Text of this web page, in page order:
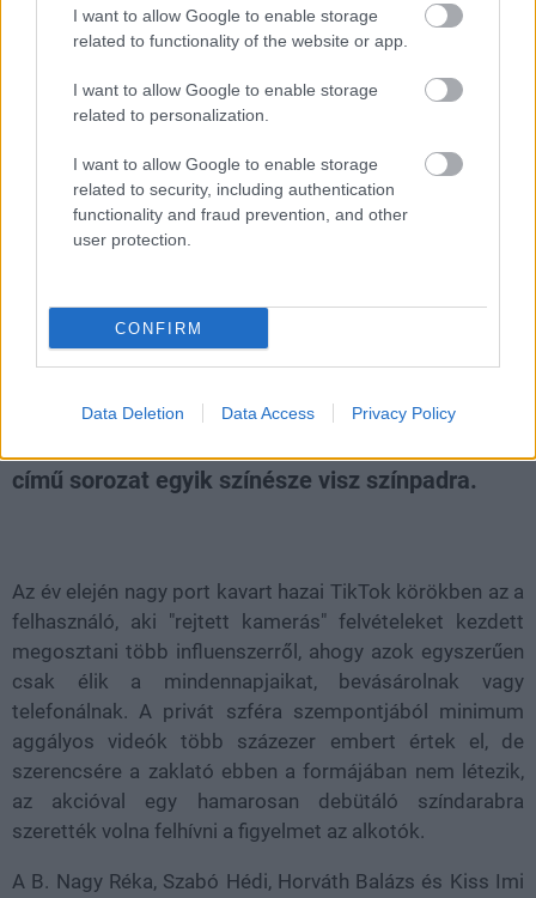
I want to allow Google to enable storage
related to functionality of the website or app.
I want to allow Google to enable storage
related to personalization.
I want to allow Google to enable storage
related to security, including authentication
functionality and fraud prevention, and other
user protection.
CONFIRM
Data Deletion Data Access Privacy Policy
Hozzászólások
Hol ér véget az influenszer és
2023 március 3. 14:07
Március közepén egy nagyon egyedi
című sorozat egyik színésze visz színpadra.
Az év elején nagy port kavart hazai TikTok körökben az a
felhasználó, aki "rejtett kamerás" felvételeket kezdett
megosztani több influenszerről, ahogy azok egyszerűen
csak élik a mindennapjaikat, bevásárolnak vagy
telefonálnak. A privát szféra szempontjából minimum
aggályos videók több százezer embert értek el, de
szerencsére a zaklató ebben a formájában nem létezik,
az akcióval egy hamarosan debütáló színdarabra
szerették volna felhívni a figyelmet az alkotók.
A B. Nagy Réka, Szabó Hédi, Horváth Balázs és Kiss Imi